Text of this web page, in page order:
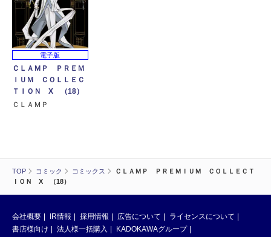
TOP コミック コミックス
ＣＬＡＭＰ ＰＲＥＭＩＵＭ ＣＯＬＬＥＣＴ
ＩＯＮ X （18）
電子版
ＣＬＡＭＰ ＰＲＥＭ
ＩＵＭ ＣＯＬＬＥＣ
ＴＩＯＮ X （18）
ＣＬＡＭＰ
会社概要 IR情報 採用情報 広告について
ライセンスについて
書店様向け
法人様一括購入 KADOKAWAグループ